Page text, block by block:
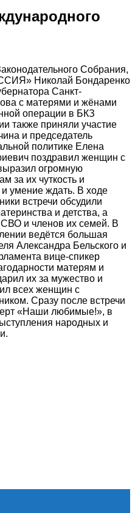
Собрания,
Николай Бондаренко
Санкт-
с матерями и жёнами
операции в БКЗ
также приняли участие
и председатель
политике Елена
поздравил женщин с
огромную
за их чуткость и
умение ждать. В ходе
встречи обсудили
и детства, а
СВО и членов их семей. В
ведётся большая
Александра Бельского и
вице-спикер
матерям и
их за мужество и
всех женщин с
Сразу после встречи
«Наши любимые!», в
народных и